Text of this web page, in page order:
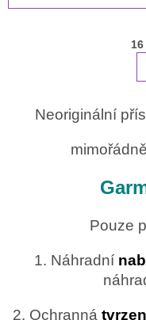
16
Neoriginální
Pouze
1. Náhradní
2. Ochranná